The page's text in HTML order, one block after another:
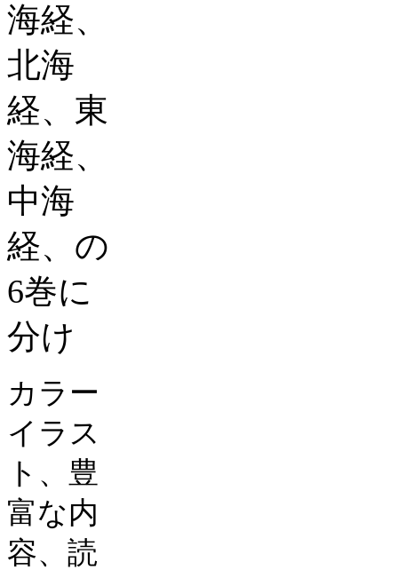
海経、
北海
経、東
海経、
中海
経、の
6巻に
分け
カラー
イラス
ト、豊
富な内
容、読